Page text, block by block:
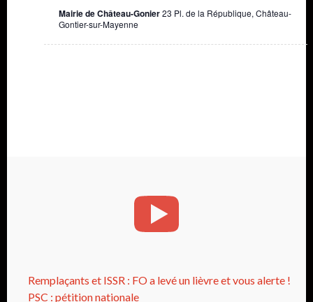
Mairie de Château-Gonier23 Pl. de la République, Château-
Gontier-sur-Mayenne
Remplaçants et ISSR : FO a levé un lièvre et vous alerte !
PSC : pétition nationale